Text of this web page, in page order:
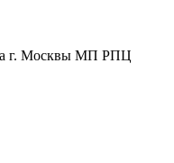
г. Москвы МП РПЦ